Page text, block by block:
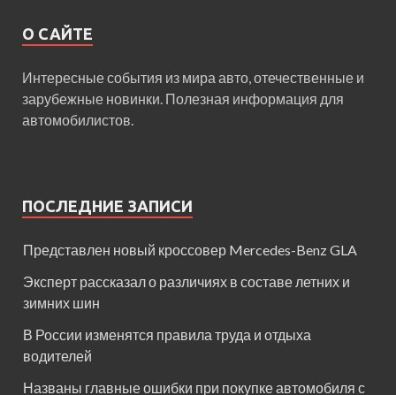
О САЙТЕ
Интересные события из мира авто, отечественные и
зарубежные новинки. Полезная информация для
автомобилистов.
ПОСЛЕДНИЕ ЗАПИСИ
Представлен новый кроссовер Mercedes-Benz GLA
Эксперт рассказал о различиях в составе летних и
зимних шин
В России изменятся правила труда и отдыха
водителей
Названы главные ошибки при покупке автомобиля с